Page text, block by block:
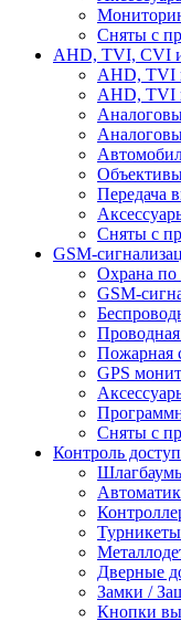
Сняты с
AHD, TVI, CVI
AHD, TVI
AHD, TVI
Передача
Сняты с
GSM-
Охрана по
GSM-
Пожарная
GPS
Сняты с
Контроль
Дверные
Замки /
Кнопки